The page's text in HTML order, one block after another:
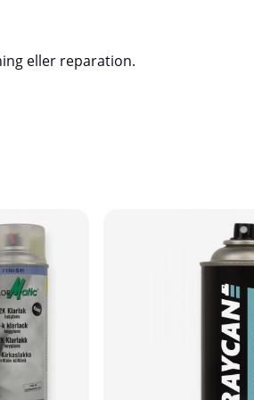
gör dinaeller reparation.